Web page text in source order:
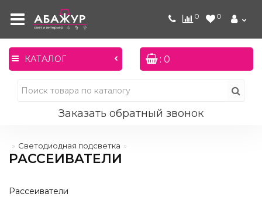
0 0
КАТАЛОГ : 0
Заказать обратный звонок
Светодиодная подсветка
РАССЕИВАТЕЛИ
Рассеиватели